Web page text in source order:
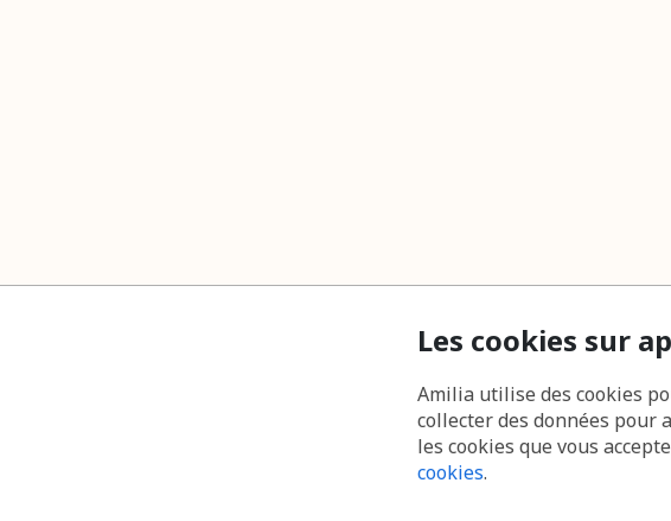
Les cookies sur
Amilia utilise des cookies
collecter des données pour
les cookies que vous
cookies.